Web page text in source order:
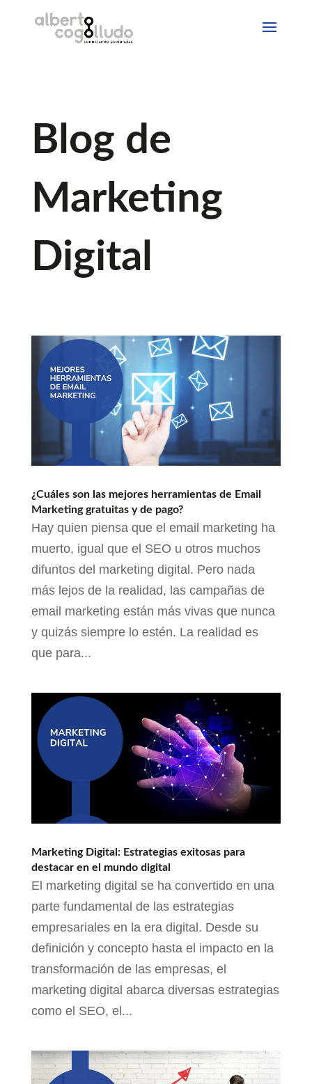
Blog de
Marketing
Digital
¿Cuáles son las mejores herramientas de Email
Marketing gratuitas y de pago?
Hay quien piensa que el email marketing ha
muerto, igual que el SEO u otros muchos
difuntos del marketing digital. Pero nada
más lejos de la realidad, las campañas de
email marketing están más vivas que nunca
y quizás siempre lo estén. La realidad es
que para...
Marketing Digital: Estrategias exitosas para
destacar en el mundo digital
El marketing digital se ha convertido en una
parte fundamental de las estrategias
empresariales en la era digital. Desde su
definición y concepto hasta el impacto en la
transformación de las empresas, el
marketing digital abarca diversas estrategias
como el SEO, el...